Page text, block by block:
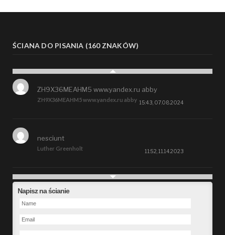
ŚCIANA DO PISANIA (160 ZNAKÓW)
ZH9X36MEAHM5 www.yandex.ru abby
ZH9X36MEAHM5 www.yandex.ru abby
15:43, 07.08.2024
Luther Greenholt
nesciunt
11:52, 11.14.2023
Future
Napisz na ścianie